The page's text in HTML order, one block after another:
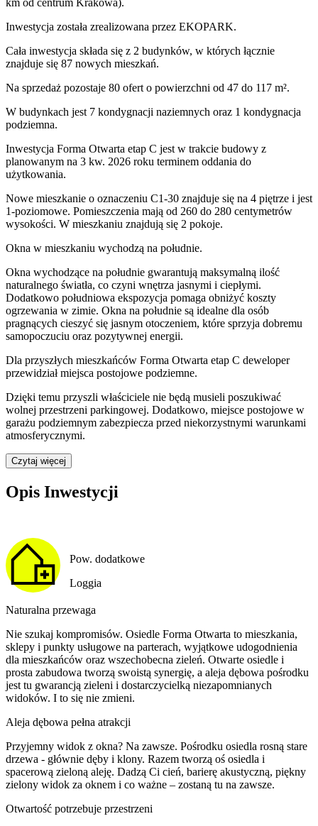
km od centrum Krakowa).
Inwestycja została zrealizowana przez EKOPARK.
Cała inwestycja składa się z 2 budynków, w których łącznie
znajduje się 87 nowych mieszkań.
Na sprzedaż pozostaje 80 ofert o powierzchni od 47 do 117 m².
W budynkach jest 7 kondygnacji naziemnych oraz 1 kondygnacja
podziemna.
Inwestycja Forma Otwarta etap C jest w trakcie budowy z
planowanym na 3 kw. 2026 roku terminem oddania do
użytkowania.
Nowe mieszkanie o oznaczeniu C1-30 znajduje się na 4 piętrze i jest
1-poziomowe. Pomieszczenia mają od 260 do 280 centymetrów
wysokości. W mieszkaniu znajdują się 2 pokoje.
Okna w mieszkaniu wychodzą na południe.
Okna wychodzące na południe gwarantują maksymalną ilość
naturalnego światła, co czyni wnętrza jasnymi i ciepłymi.
Dodatkowo południowa ekspozycja pomaga obniżyć koszty
ogrzewania w zimie. Okna na południe są idealne dla osób
pragnących cieszyć się jasnym otoczeniem, które sprzyja dobremu
samopoczuciu oraz pozytywnej energii.
Dla przyszłych mieszkańców Forma Otwarta etap C deweloper
przewidziałmiejsca postojowe podziemne.
Dzięki temu przyszli właściciele nie będą musieli poszukiwać
wolnej przestrzeni parkingowej. Dodatkowo, miejsce postojowe w
garażu podziemnym zabezpiecza przed niekorzystnymi warunkami
atmosferycznymi.
Czytaj więcej
Opis Inwestycji
Pow. dodatkowe
Loggia
Naturalna przewaga
Nie szukaj kompromisów. Osiedle Forma Otwarta to mieszkania,
sklepy i punkty usługowe na parterach, wyjątkowe udogodnienia
dla mieszkańców oraz wszechobecna zieleń. Otwarte osiedle i
prosta zabudowa tworzą swoistą synergię, a aleja dębowa pośrodku
jest tu gwarancją zieleni i dostarczycielką niezapomnianych
widoków. I to się nie zmieni.
Aleja dębowa pełna atrakcji
Przyjemny widok z okna? Na zawsze. Pośrodku osiedla rosną stare
drzewa - głównie dęby i klony. Razem tworzą oś osiedla i
spacerową zieloną aleję. Dadzą Ci cień, barierę akustyczną, piękny
zielony widok za oknem i co ważne – zostaną tu na zawsze.
Otwartość potrzebuje przestrzeni